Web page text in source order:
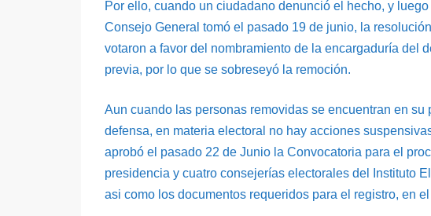
Por ello, cuando un ciudadano denunció el hecho, y
Consejo General tomó el pasado 19 de junio, la
votaron a favor del nombramiento de la encargaduría del
previa, por lo que se sobreseyó la remoción.
Aun cuando las personas removidas se encuentran en
defensa, en materia electoral no hay acciones
aprobó el pasado 22 de Junio la Convocatoria para el
presidencia y cuatro consejerías electorales del Instituto
asi como los documentos requeridos para el registro, en